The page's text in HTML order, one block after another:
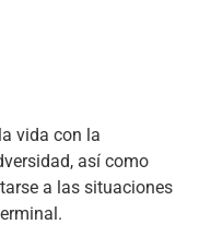
vida con la
así como
a las situaciones